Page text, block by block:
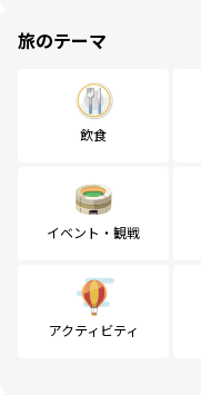
旅のテーマ
飲食
イベント・観戦
アクティビティ